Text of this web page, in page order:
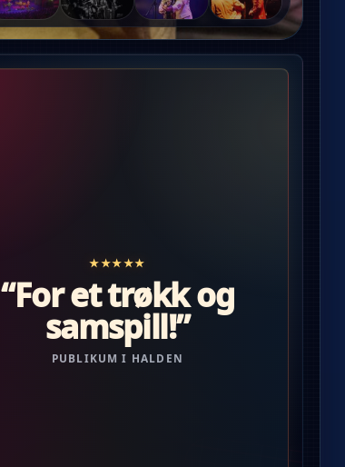
★★★★★
“For et trøkk og
samspill!”
PUBLIKUM I HALDEN